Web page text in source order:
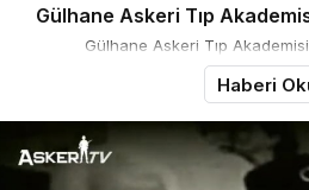
Gülhane Askeri Tıp
Gülhane Askeri Tıp Akademisi
Haberi